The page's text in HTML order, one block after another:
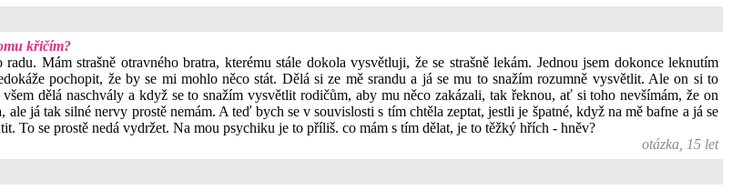
křičím?
Mám strašně otravného bratra, kterému stále dokola vysvětluji, že se strašně lekám. Jednou jsem dokonce leknutím
pochopit, že by se mi mohlo něco stát. Dělá si ze mě srandu a já se mu to snažím rozumně vysvětlit. Ale on si to
dělá naschvály a když se to snažím vysvětlit rodičům, aby mu něco zakázali, tak řeknou, ať si toho nevšímám, že on
já tak silné nervy prostě nemám. A teď bych se v souvislosti s tím chtěla zeptat, jestli je špatné, když na mě bafne a já se
To se prostě nedá vydržet. Na mou psychiku je to příliš. co mám s tím dělat, je to těžký hřích - hněv?
otázka, 15 let